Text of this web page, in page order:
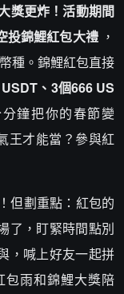
獎更炸！活動期間
投錦鯉紅包大禮，
種。錦鯉紅包直接
、3個666 US
鐘把你的春節變
王才能當？參與紅
但劃重點：紅包的
了，盯緊時間點別
，喊上好友一起拼
包雨和錦鯉大獎陪